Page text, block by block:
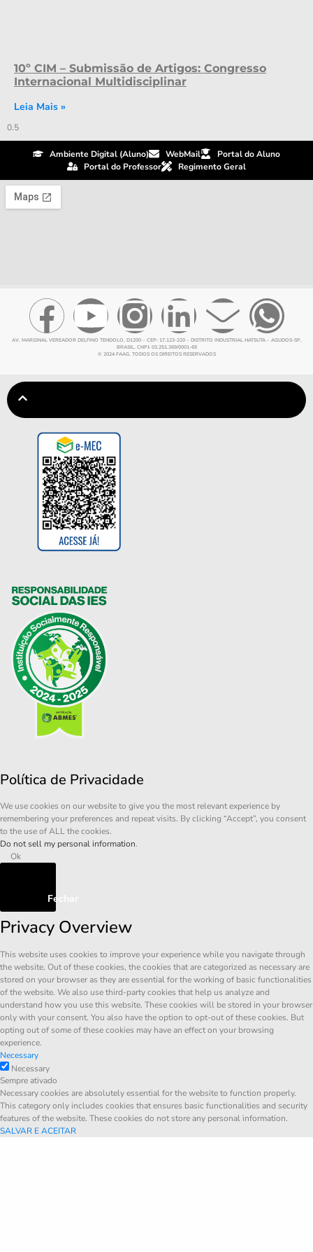
10º CIM – Submissão de Artigos: Congresso
Internacional Multidisciplinar
Leia Mais »
Ambiente Digital (Aluno) WebMail
Portal do Aluno
Portal do Professor
Regimento Geral
AV. MARGINAL VEREADOR DELFINO TENDOLO, D1200 – CEP: 17.123-220 – DISTRITO INDUSTRIAL HATSUTA – AGUDOS-SP,
BRASIL. CNPJ: 03.251.369/0001-65
© 2024 FAAG. TODOS OS DIREITOS RESERVADOS
Política de Privacidade
We use cookies on our website to give you the most relevant experience by
remembering your preferences and repeat visits. By clicking “Accept”, you consent
to the use of ALL the cookies.
Do not sell my personal information.
Ok
Fechar
Privacy Overview
This website uses cookies to improve your experience while you navigate through
the website. Out of these cookies, the cookies that are categorized as necessary are
stored on your browser as they are essential for the working of basic functionalities
of the website. We also use third-party cookies that help us analyze and
understand how you use this website. These cookies will be stored in your browser
only with your consent. You also have the option to opt-out of these cookies. But
opting out of some of these cookies may have an effect on your browsing
experience.
Necessary
Necessary
Sempre ativado
Necessary cookies are absolutely essential for the website to function properly.
This category only includes cookies that ensures basic functionalities and security
features of the website. These cookies do not store any personal information.
SALVAR E ACEITAR